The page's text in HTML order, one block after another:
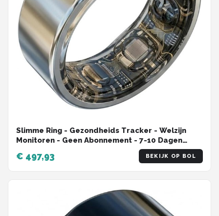
Slimme Ring - Gezondheids Tracker - Welzijn
Monitoren - Geen Abonnement - 7-10 Dagen
€ 497,93 BEKIJK OP BOL